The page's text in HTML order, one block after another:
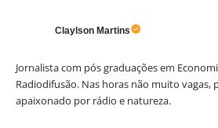
Claylson Martins
Jornalista com pós graduações em
Radiodifusão. Nas horas não muito vagas,
apaixonado por rádio e natureza.